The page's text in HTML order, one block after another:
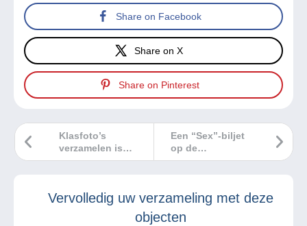
Share on Facebook
Share on X
Share on Pinterest
Een “Sex”-biljet
op de
Seychellen!!!
Klasfoto’s
verzamelen is
herinneringen
Vervolledig uw verzameling met deze
objecten